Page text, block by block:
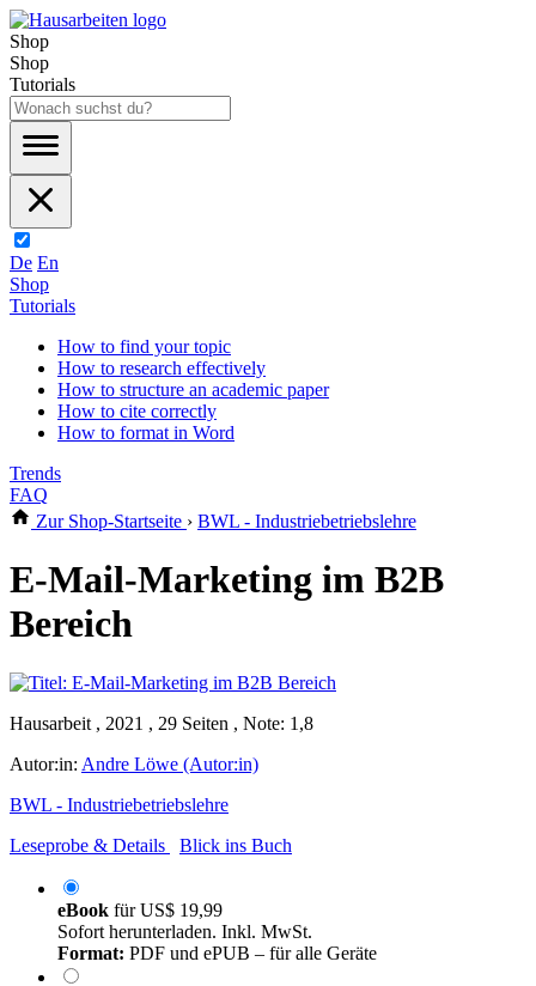
Shop
Shop
Tutorials
De En
Shop
Tutorials
How to find your topic
How to research effectively
How to structure an academic paper
How to cite correctly
How to format in Word
Trends
FAQ
Zur Shop-Startseite › BWL - Industriebetriebslehre
E-Mail-Marketing im B2B
Bereich
Hausarbeit , 2021 , 29 Seiten , Note: 1,8
Autor:in: Andre Löwe (Autor:in)
BWL - Industriebetriebslehre
Leseprobe & Details
Blick ins Buch
eBook fürUS$ 19,99
Sofort herunterladen. Inkl. MwSt.
Format: PDF und ePUB – für alle Geräte